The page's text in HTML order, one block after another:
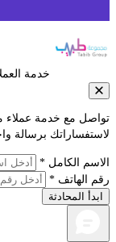
خدمة العملاء
مع خدمة عملاء
برسالة
الكامل *
الهاتف *
المحادثة